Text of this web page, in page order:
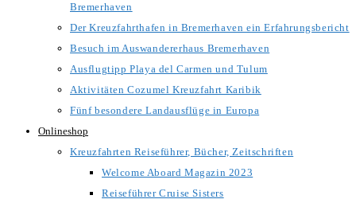
Bremerhaven
Der Kreuzfahrthafen in Bremerhaven ein Erfahrungsbericht
Besuch im Auswandererhaus Bremerhaven
Ausflugtipp Playa del Carmen und Tulum
Aktivitäten Cozumel Kreuzfahrt Karibik
Fünf besondere Landausflüge in Europa
Onlineshop
Kreuzfahrten Reiseführer, Bücher, Zeitschriften
Welcome Aboard Magazin 2023
Reiseführer Cruise Sisters